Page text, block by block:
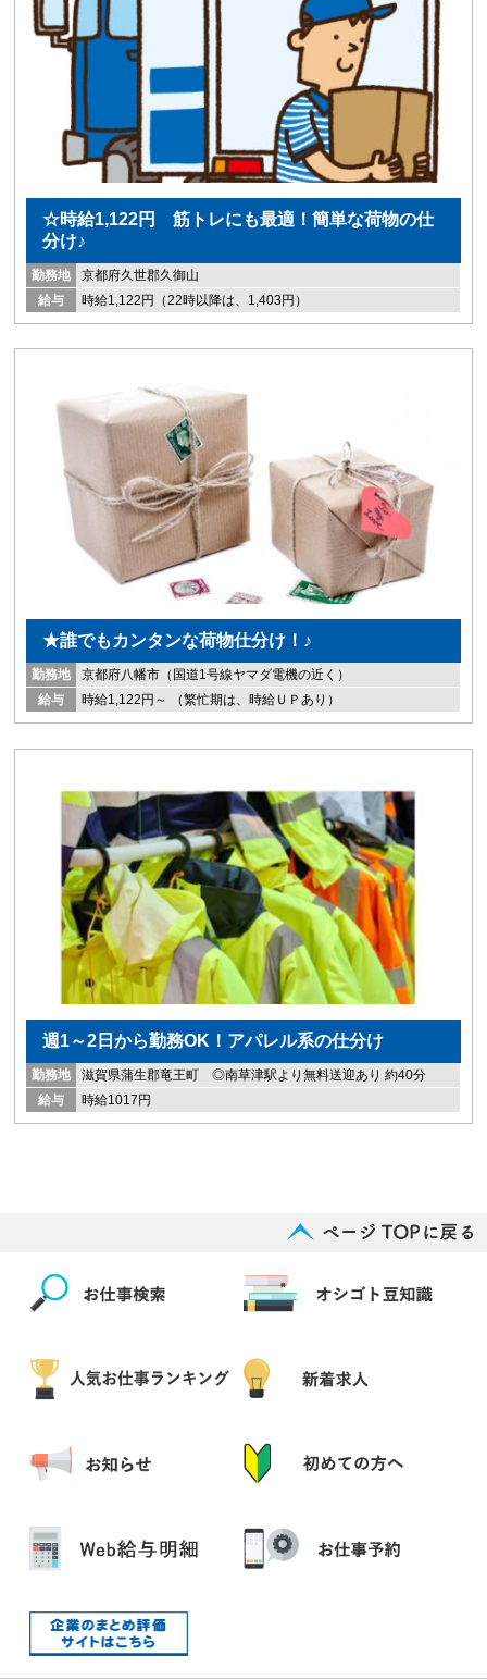
☆時給1,122円 筋トレにも最適！簡単な荷物の仕
分け♪
勤務地
京都府久世郡久御山
給与
時給1,122円（22時以降は、1,403円）
★誰でもカンタンな荷物仕分け！♪
勤務地
京都府八幡市（国道1号線ヤマダ電機の近く）
給与
時給1,122円～ （繁忙期は、時給ＵＰあり）
週1～2日から勤務OK！アパレル系の仕分け
勤務地
滋賀県蒲生郡竜王町 ◎南草津駅より無料送迎あり 約40分
給与
時給1017円